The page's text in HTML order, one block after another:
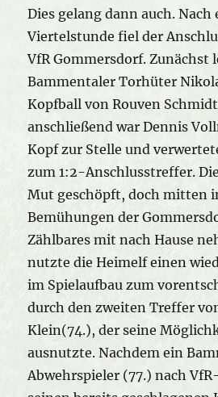
Dies gelang dann auch. Nach
Viertelstunde fiel der
VfR Gommersdorf. Zunächst
Bammentaler Torhüter
Kopfball von Rouven
anschließend war Dennis
Kopf zur Stelle und
zum 1:2-Anschlusstreffer.
Mut geschöpft, doch mitten
Bemühungen der
Zählbares mit nach Hause
nutzte die Heimelf einen
im Spielaufbau zum
durch den zweiten Treffer
Klein(74.), der seine
ausnutzte. Nachdem ein
Abwehrspieler (77.) nach